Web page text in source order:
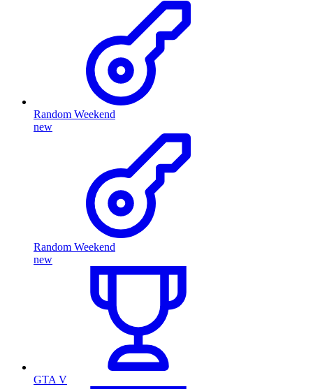
Random Weekend
new
Random Weekend
new
GTA V